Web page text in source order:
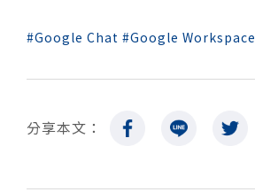
Google Chat Google Workspace
分享本文：